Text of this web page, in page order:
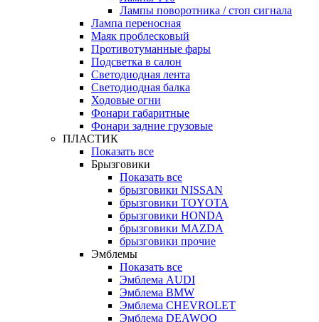
Лампы поворотника / стоп сигнала
Лампа переносная
Маяк проблесковый
Противотуманные фары
Подсветка в салон
Светодиодная лента
Светодиодная балка
Ходовые огни
Фонари габаритные
Фонари задние грузовые
ПЛАСТИК
Показать все
Брызговики
Показать все
брызговики NISSAN
брызговики TOYOTA
брызговики HONDA
брызговики MAZDA
брызговики прочие
Эмблемы
Показать все
Эмблема AUDI
Эмблема BMW
Эмблема CHEVROLET
Эмблема DEAWOO